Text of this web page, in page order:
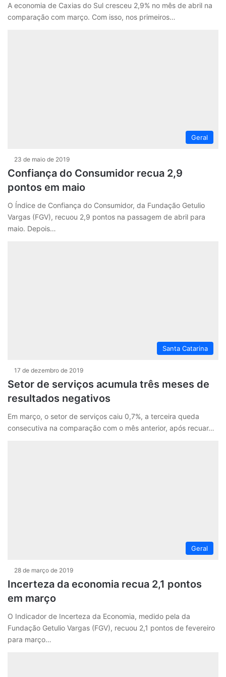
A economia de Caxias do Sul cresceu 2,9% no mês de abril na
comparação com março. Com isso, nos primeiros…
Geral
23 de maio de 2019
Confiança do Consumidor recua 2,9
pontos em maio
O Índice de Confiança do Consumidor, da Fundação Getulio
Vargas (FGV), recuou 2,9 pontos na passagem de abril para
maio. Depois…
Santa Catarina
17 de dezembro de 2019
Setor de serviços acumula três meses de
resultados negativos
Em março, o setor de serviços caiu 0,7%, a terceira queda
consecutiva na comparação com o mês anterior, após recuar…
Geral
28 de março de 2019
Incerteza da economia recua 2,1 pontos
em março
O Indicador de Incerteza da Economia, medido pela da
Fundação Getulio Vargas (FGV), recuou 2,1 pontos de fevereiro
para março…